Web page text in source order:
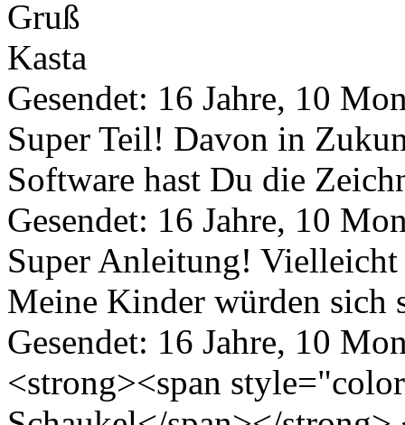
Gruß
Kasta
Gesendet: 16 Jahre, 10
Super Teil! Davon in
Software hast Du die
Gesendet: 16 Jahre, 10
Super Anleitung!
Meine Kinder würden
Gesendet: 16 Jahre, 10
<strong><span